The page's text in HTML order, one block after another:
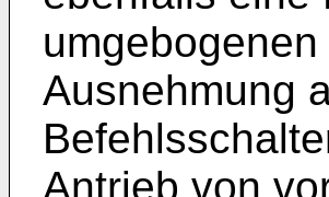
Ausnehmung
Antrieb von